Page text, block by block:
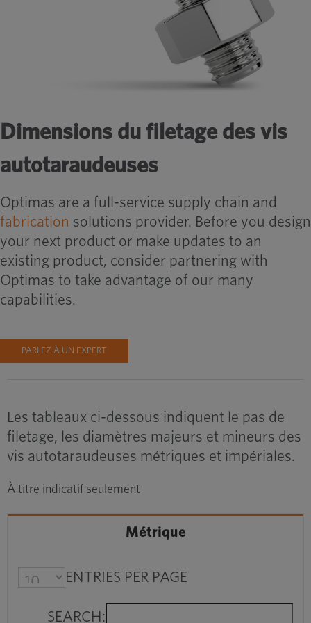
Dimensions du filetage des vis
autotaraudeuses
Optimas are a full-service supply chain and
fabrication solutions provider. Before you design
your next product or make updates to an
existing product, consider partnering with
Optimas to take advantage of our many
capabilities.
PARLEZ À UN EXPERT
Les tableaux ci-dessous indiquent le pas de
filetage, les diamètres majeurs et mineurs des
vis autotaraudeuses métriques et impériales.
À titre indicatif seulement
Métrique
ENTRIES PER PAGE
SEARCH: